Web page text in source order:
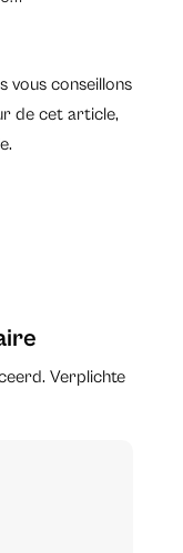
vous conseillons
de cet article,
Verplichte